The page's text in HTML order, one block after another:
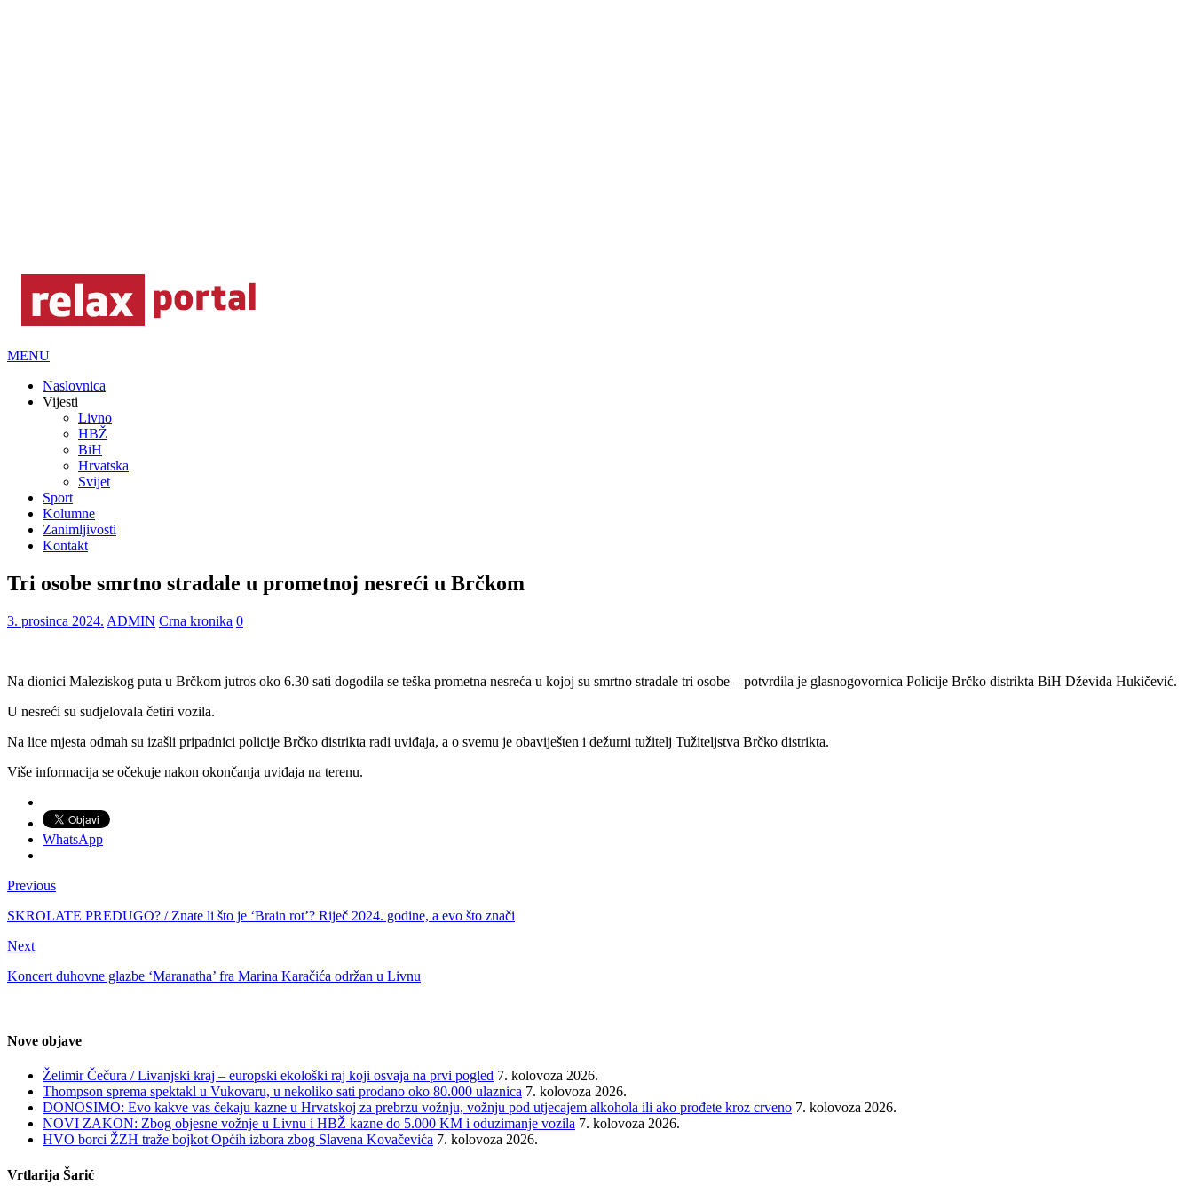
MENU
Naslovnica
Vijesti
Livno
HBŽ
BiH
Hrvatska
Svijet
Sport
Kolumne
Zanimljivosti
Kontakt
Tri osobe smrtno stradale u prometnoj nesreći u Brčkom
3. prosinca 2024. ADMIN Crna kronika 0
Na dionici Maleziskog puta u Brčkom jutros oko 6.30 sati dogodila se teška prometna nesreća u kojoj su smrtno stradale tri osobe – potvrdila je glasnogovornica Policije Brčko distrikta BiH Dževida Hukičević.
U nesreći su sudjelovala četiri vozila.
Na lice mjesta odmah su izašli pripadnici policije Brčko distrikta radi uviđaja, a o svemu je obaviješten i dežurni tužitelj Tužiteljstva Brčko distrikta.
Više informacija se očekuje nakon okončanja uviđaja na terenu.
WhatsApp
Previous
SKROLATE PREDUGO? / Znate li što je ‘Brain rot’? Riječ 2024. godine, a evo što znači
Next
Koncert duhovne glazbe ‘Maranatha’ fra Marina Karačića održan u Livnu
Nove objave
Želimir Čečura / Livanjski kraj – europski ekološki raj koji osvaja na prvi pogled 7. kolovoza 2026.
Thompson sprema spektakl u Vukovaru, u nekoliko sati prodano oko 80.000 ulaznica 7. kolovoza 2026.
DONOSIMO: Evo kakve vas čekaju kazne u Hrvatskoj za prebrzu vožnju, vožnju pod utjecajem alkohola ili ako prođete kroz crveno 7. kolovoza 2026.
NOVI ZAKON: Zbog objesne vožnje u Livnu i HBŽ kazne do 5.000 KM i oduzimanje vozila 7. kolovoza 2026.
HVO borci ŽZH traže bojkot Općih izbora zbog Slavena Kovačevića 7. kolovoza 2026.
Vrtlarija Šarić